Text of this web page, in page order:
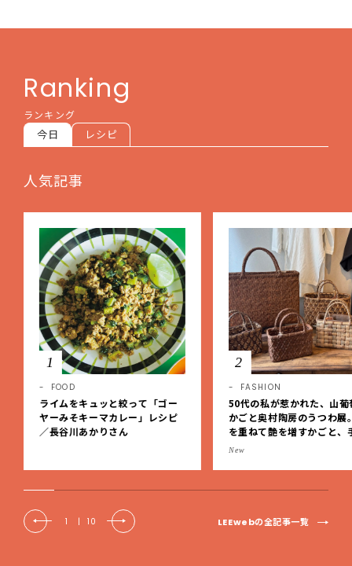
Ranking
ランキング
今日 レシピ
人気記事
1
FOOD
ライムをキュッと絞って「ゴー
ヤーみそキーマカレー」レシピ
／長谷川あかりさん
2
FASHION
50代の私が惹かれた、山葡
かごと奥村陶房のうつわ展
を重ねて艶を増すかごと、
事の美しさに出会いました
New
1 | 10 LEEwebの全記事一覧